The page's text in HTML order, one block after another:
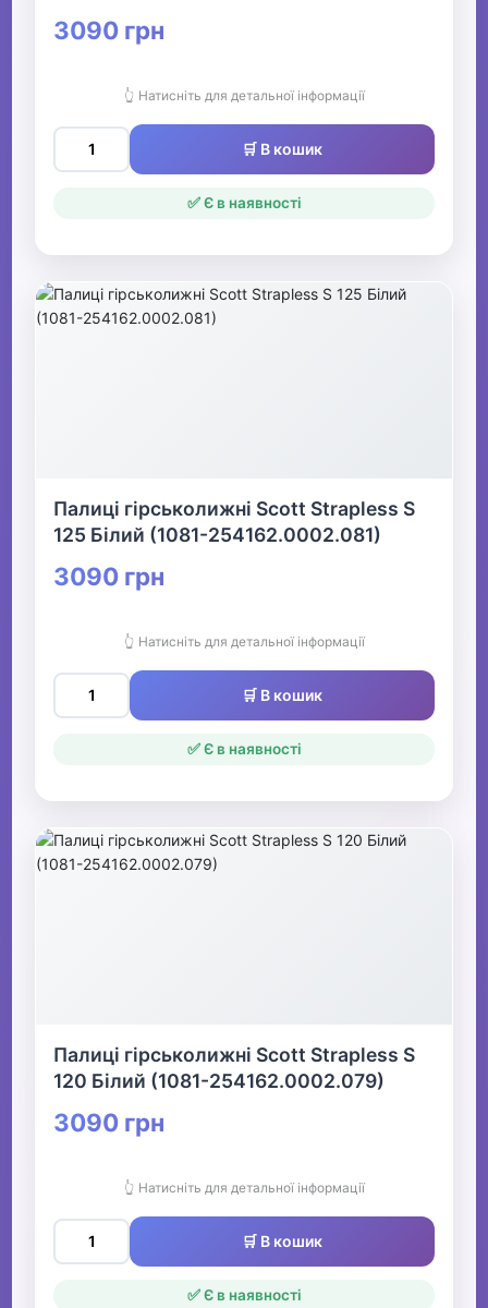
3090 грн
👆 Натисніть для детальної інформації
🛒 В кошик
✅ Є в наявності
Палиці гірськолижні Scott Strapless S
125 Білий (1081-254162.0002.081)
3090 грн
👆 Натисніть для детальної інформації
🛒 В кошик
✅ Є в наявності
Палиці гірськолижні Scott Strapless S
120 Білий (1081-254162.0002.079)
3090 грн
👆 Натисніть для детальної інформації
🛒 В кошик
✅ Є в наявності